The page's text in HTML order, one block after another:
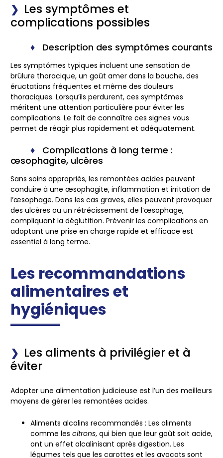
Les symptômes et
complications possibles
Description des symptômes courants
Les symptômes typiques incluent une sensation de
brûlure thoracique, un goût amer dans la bouche, des
éructations fréquentes et même des douleurs
thoraciques. Lorsqu’ils perdurent, ces symptômes
méritent une attention particulière pour éviter les
complications. Le fait de connaître ces signes vous
permet de réagir plus rapidement et adéquatement.
Complications à long terme :
œsophagite, ulcères
Sans soins appropriés, les remontées acides peuvent
conduire à une œsophagite, inflammation et irritation de
l’œsophage. Dans les cas graves, elles peuvent provoquer
des ulcères ou un rétrécissement de l’œsophage,
compliquant la déglutition. Prévenir les complications en
adoptant une prise en charge rapide et efficace est
essentiel à long terme.
Les recommandations
alimentaires et
hygiéniques
Les aliments à privilégier et à
éviter
Adopter une alimentation judicieuse est l’un des meilleurs
moyens de gérer les remontées acides.
Aliments alcalins recommandés : Les aliments
comme les citrons, qui bien que leur goût soit acide,
ont un effet alcalinisant après digestion. Les
légumes tels que les carottes et les avocats sont